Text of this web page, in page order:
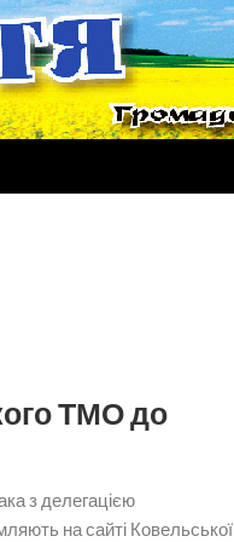
ТМО до
з делегацією
на сайті Ковельської